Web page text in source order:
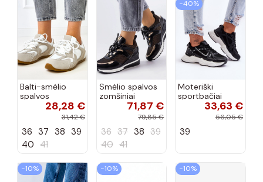
Balti-smėlio
spalvos
sportiniai
Casey
28,28 €
31,42 €
36 37 38 39
40 41
Smėlio spalvos
zomšiniai
sportiniai
bateliai, „Karino"
71,87 €
79,85 €
36 37 38 39
40 41
−40%
Moteriški
sportbačiai
juodos spalvos
33,63 €
56,05 €
39
−10% −10% −10%